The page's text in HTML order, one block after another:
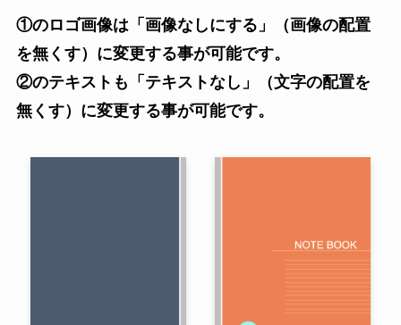
①のロゴ画像は「画像なしにする」（画像の配置
を無くす）に変更する事が可能です。
②のテキストも「テキストなし」（文字の配置を
無くす）に変更する事が可能です。